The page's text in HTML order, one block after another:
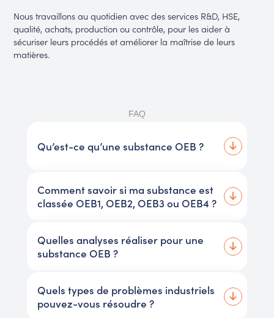
Nous travaillons au quotidien avec des services R&D, HSE,
qualité, achats, production ou contrôle, pour les aider à
sécuriser leurs procédés et améliorer la maîtrise de leurs
matières.
FAQ
Qu’est-ce qu’une substance OEB ?
Comment savoir si ma substance est
classée OEB1, OEB2, OEB3 ou OEB4 ?
Quelles analyses réaliser pour une
substance OEB ?
Quels types de problèmes industriels
pouvez-vous résoudre ?